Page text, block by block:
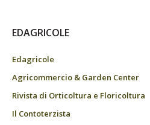
EDAGRICOLE
Edagricole
Agricommercio & Garden Center
Rivista di Orticoltura e Floricoltura
Il Contoterzista